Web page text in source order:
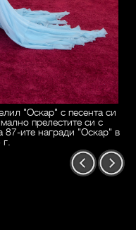
"Оскар" с песента си
прелестите си с
87-ите награди "Оскар" в